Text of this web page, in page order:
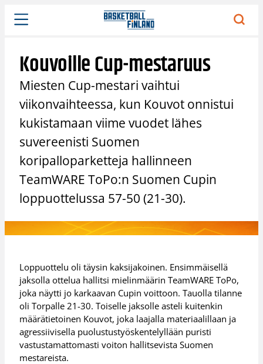
Siirry
sisältöön
Kouvoille Cup-mestaruus
Miesten Cup-mestari vaihtui
viikonvaihteessa, kun Kouvot onnistui
kukistamaan viime vuodet lähes
suvereenisti Suomen
koripalloparketteja hallinneen
TeamWARE ToPo:n Suomen Cupin
loppuottelussa 57-50 (21-30).
Loppuottelu oli täysin kaksijakoinen. Ensimmäisellä
jaksolla ottelua hallitsi mielinmäärin TeamWARE ToPo,
joka näytti jo karkaavan Cupin voittoon. Tauolla tilanne
oli Torpalle 21-30. Toiselle jaksolle asteli kuitenkin
määrätietoinen Kouvot, joka laajalla materiaalillaan ja
agressiivisella puolustustyöskentelyllään puristi
vastustamattomasti voiton hallitsevista Suomen
mestareista.